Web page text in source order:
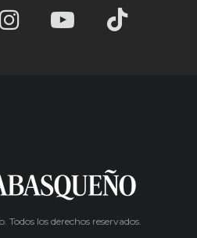
Todos los derechos reservados.